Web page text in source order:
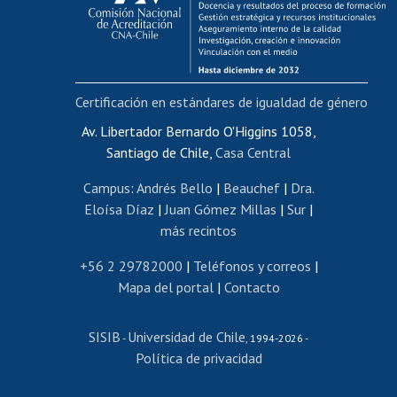
Funcionarias/os
Cursos internos de capacitación
Bienestar del personal
Portal de movilidad interna
Certificado de renta
Certificado de renta honorarios
Editar páginas blancas
Extranjeras/os
Revalidación y reconocimiento de títulos
Postulación al Programa de Movilidad Estudiantil
Cursos de español
Av. Libertador Bernardo O'Higgins 1058,
Santiago de Chile, Casa Central
Campus: Andrés Bello | Beauchef| Dra.
Eloísa Díaz |Juan Gómez Millas | Sur |
más recintos
+56 2 29782000 | Teléfonos y correos |
Mapa del portal| Contacto
SISIB - Universidad de Chile, 1994-2026 -
Política de privacidad
Certificación en estándares de igualdad de género